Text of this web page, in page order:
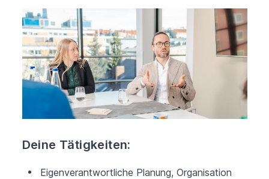
Deine Tätigkeiten:
Eigenverantwortliche Planung, Organisation